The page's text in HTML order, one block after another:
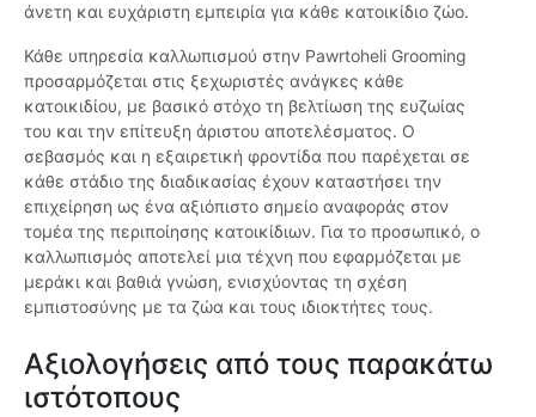
άνετη και ευχάριστη εμπειρία για κάθε κατοικίδιο ζώο.
Κάθε υπηρεσία καλλωπισμού στην Pawrtoheli Grooming
προσαρμόζεται στις ξεχωριστές ανάγκες κάθε
κατοικιδίου, με βασικό στόχο τη βελτίωση της ευζωίας
του και την επίτευξη άριστου αποτελέσματος. Ο
σεβασμός και η εξαιρετική φροντίδα που παρέχεται σε
κάθε στάδιο της διαδικασίας έχουν καταστήσει την
επιχείρηση ως ένα αξιόπιστο σημείο αναφοράς στον
τομέα της περιποίησης κατοικίδιων. Για το προσωπικό, ο
καλλωπισμός αποτελεί μια τέχνη που εφαρμόζεται με
μεράκι και βαθιά γνώση, ενισχύοντας τη σχέση
εμπιστοσύνης με τα ζώα και τους ιδιοκτήτες τους.
Αξιολογήσεις από τους παρακάτω
ιστότοπους